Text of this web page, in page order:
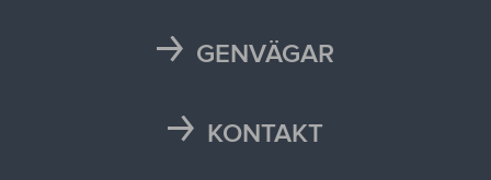
GENVÄGAR
Läsårstider
KONTAKT